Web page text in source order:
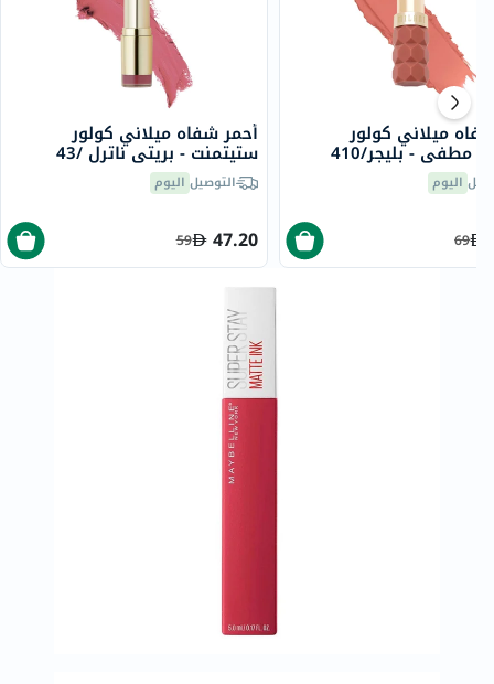
أحمر شفاه ميلاني كولور
ستيتمنت - بريتي ناترل /43
التوصيل اليوم
47.20
59
ميلاني كولور
مطفي - بليجر/410
اليوم
69